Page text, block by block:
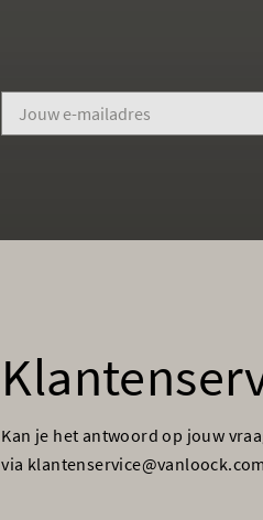
Kan je het antwoord op jouw
via klantenservice@vanloock.com